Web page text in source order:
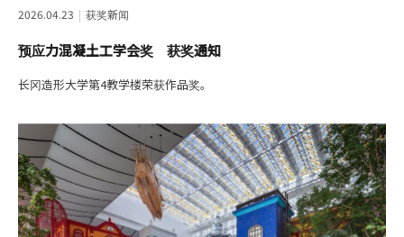
2026.04.23 获奖新闻
预应力混凝土工学会奖 获奖通知
长冈造形大学第4教学楼荣获作品奖。